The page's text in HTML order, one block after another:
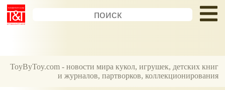
ToyByToy.com - новости мира кукол, игрушек, детских книг
и журналов, партворков, коллекционирования